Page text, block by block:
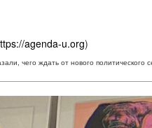
agenda-u.org)
чего ждать от нового политического